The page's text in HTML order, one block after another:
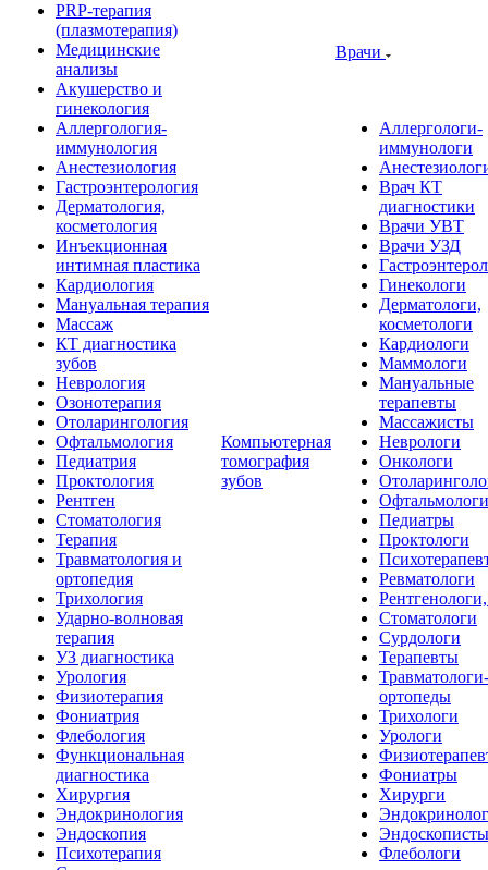
PRP-терапия
(плазмотерапия)
Медицинские
анализы
Акушерство и
гинекология
Аллергология-
иммунология
Анестезиология
Гастроэнтерология
Дерматология,
косметология
Инъекционная
интимная пластика
Кардиология
Мануальная терапия
Массаж
КТ диагностика
зубов
Неврология
Озонотерапия
Отоларингология
Офтальмология
Педиатрия
Проктология
Рентген
Стоматология
Терапия
Травматология и
ортопедия
Трихология
Ударно-волновая
терапия
УЗ диагностика
Урология
Физиотерапия
Фониатрия
Флебология
Функциональная
диагностика
Хирургия
Эндокринология
Эндоскопия
Психотерапия
Компьютерная
томография
зубов
Врачи
Аллергологи-
иммунологи
Врач КТ
диагностики
Врачи УВТ
Врачи УЗД
Гинекологи
Дерматологи,
косметологи
Кардиологи
Маммологи
Мануальные
терапевты
Массажисты
Неврологи
Онкологи
Офтальмологи
Педиатры
Проктологи
Ревматологи
Стоматологи
Сурдологи
Терапевты
Травматологи-
ортопеды
Трихологи
Урологи
Фониатры
Хирурги
Эндоскописты
Флебологи